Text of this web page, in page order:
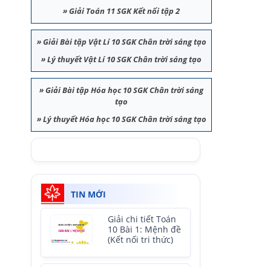
»Giải Toán 11 SGK Kết nối tập 2
»Giải Bài tập Vật Lí 10 SGK Chân trời sáng tạo
»Lý thuyết Vật Lí 10 SGK Chân trời sáng tạo
»Giải Bài tập Hóa học 10 SGK Chân trời sáng
tạo
»Lý thuyết Hóa học 10 SGK Chân trời sáng tạo
TIN MỚI
Giải chi tiết Toán
10 Bài 1: Mệnh đề
(Kết nối tri thức)